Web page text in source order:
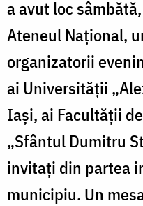
a avut loc
Ateneul Național,
organizatorii
ai Universității
Iași, ai Facultății
„Sfântul Dumitru
invitați din partea
municipiu. Un